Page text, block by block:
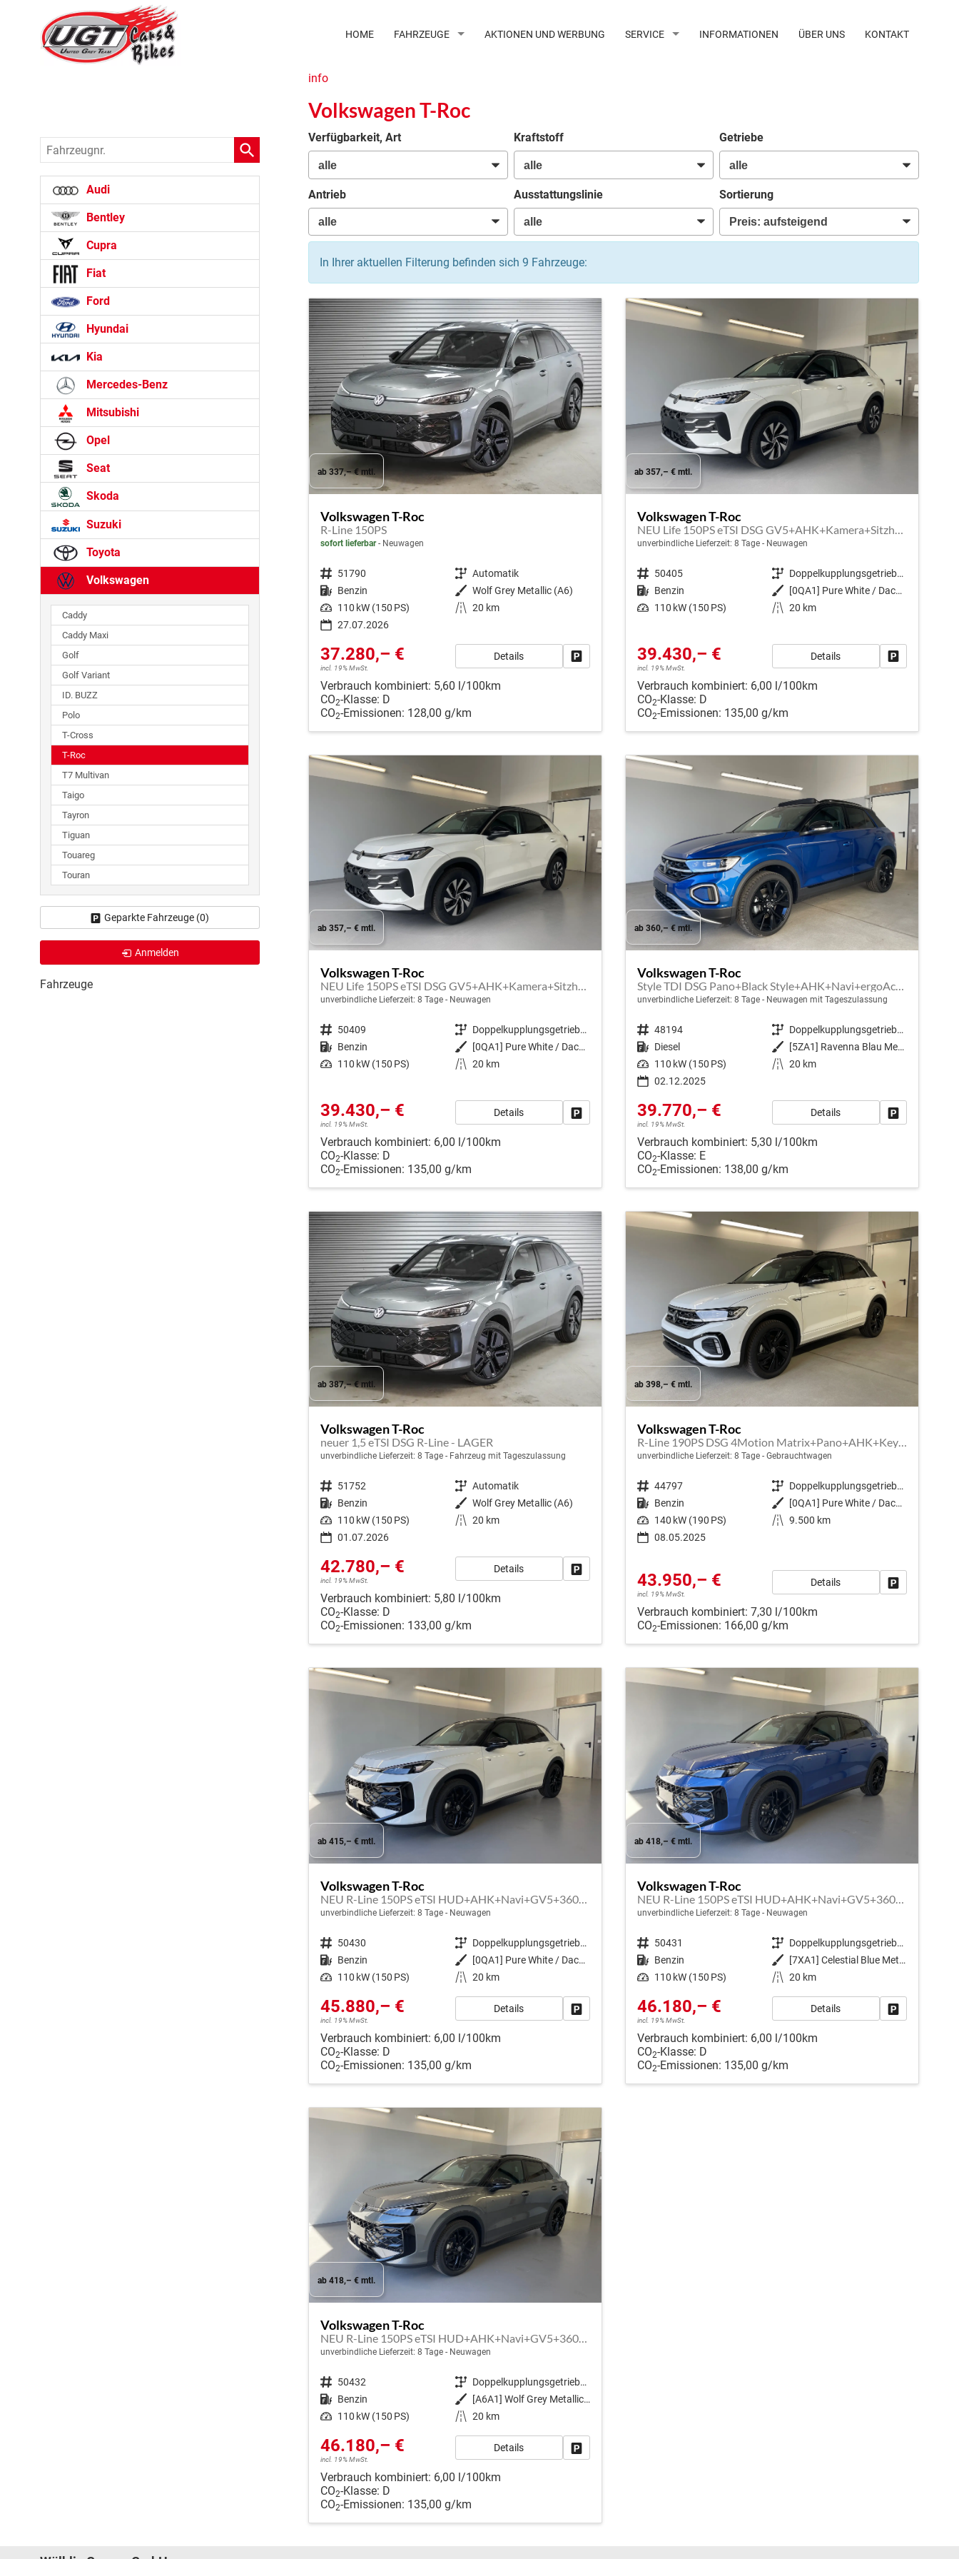
HOME FAHRZEUGE AKTIONEN UND WERBUNG SERVICE INFORMATIONEN ÜBER UNS KONTAKT
info
Volkswagen T-Roc
Verfügbarkeit, Art Kraftstoff Getriebe
Antrieb Ausstattungslinie Sortierung
In Ihrer aktuellen Filterung befinden sich 9 Fahrzeuge:
ab 337,– € mtl.
Volkswagen T-Roc
R-Line 150PS
sofort lieferbar Neuwagen
Fahrzeugnr. 51790 Getriebe Automatik
Kraftstoff Benzin Außenfarbe Wolf Grey Metallic (A6)
Leistung 110 kW (150 PS) Kilometerstand 20 km
27.07.2026
37.280,– €
incl. 19% MwSt.
Details Fahrzeug parken
Verbrauch kombiniert: 5,60 l/100km
CO2-Klasse: D
CO2-Emissionen: 128,00 g/km
ab 357,– € mtl.
Volkswagen T-Roc
unverbindliche Lieferzeit: 8 Tage Neuwagen
Fahrzeugnr. 50405 Getriebe
Doppelkupplungsgetriebe (DSG)
Kraftstoff Benzin Außenfarbe
[0QA1] Pure White / Dach Schwarz
Leistung 110 kW (150 PS) Kilometerstand 20 km
39.430,– €
incl. 19% MwSt.
Details
Verbrauch kombiniert: 6,00 l/100km
CO2-Klasse: D
CO2-Emissionen: 135,00 g/km
ab 357,– € mtl.
Volkswagen T-Roc
NEU Life 150PS eTSI DSG GV5+AHK+Kamera+Sitzheiz+Lenkradheiz+getönt.Scheiben
unverbindliche Lieferzeit: 8 Tage Neuwagen
Fahrzeugnr. 50409 Getriebe
Doppelkupplungsgetriebe (DSG)
Kraftstoff Benzin Außenfarbe
[0QA1] Pure White / Dach Schwarz
Leistung 110 kW (150 PS) Kilometerstand 20 km
39.430,– €
incl. 19% MwSt.
Details Fahrzeug parken
Verbrauch kombiniert: 6,00 l/100km
CO2-Klasse: D
CO2-Emissionen: 135,00 g/km
ab 360,– € mtl.
Volkswagen T-Roc
Style TDI DSG Pano+Black Style+AHK+Navi+ergoActive+IQ.Drive+Kamera+Keyless
unverbindliche Lieferzeit: 8 Tage Neuwagen mit Tageszulassung
Fahrzeugnr. 48194 Getriebe
Doppelkupplungsgetriebe (DSG)
Kraftstoff Diesel Außenfarbe
[5ZA1] Ravenna Blau Metallic / Dach Schwarz
Leistung 110 kW (150 PS) Kilometerstand 20 km
02.12.2025
39.770,– €
incl. 19% MwSt.
Details
Verbrauch kombiniert: 5,30 l/100km
CO2-Klasse: E
CO2-Emissionen: 138,00 g/km
ab 387,– € mtl.
Volkswagen T-Roc
neuer 1,5 eTSI DSG R-Line - LAGER
unverbindliche Lieferzeit: 8 Tage Fahrzeug mit Tageszulassung
Fahrzeugnr. 51752 Getriebe Automatik
Kraftstoff Benzin Außenfarbe Wolf Grey Metallic (A6)
Leistung 110 kW (150 PS) Kilometerstand 20 km
01.07.2026
42.780,– €
incl. 19% MwSt.
Details
Verbrauch kombiniert: 5,80 l/100km
CO2-Klasse: D
CO2-Emissionen: 133,00 g/km
ab 398,– € mtl.
Volkswagen T-Roc
R-Line 190PS DSG 4Motion Matrix+Pano+AHK+Keyless+NaviPro+eHeck+GV5+Alu18
unverbindliche Lieferzeit: 8 Tage Gebrauchtwagen
Fahrzeugnr. 44797 Getriebe
Doppelkupplungsgetriebe (DSG)
Kraftstoff Benzin Außenfarbe
[0QA1] Pure White / Dach Schwarz
Leistung 140 kW (190 PS) Kilometerstand 9.500 km
08.05.2025
43.950,– €
incl. 19% MwSt.
Details
Verbrauch kombiniert: 7,30 l/100km
CO2-Emissionen: 166,00 g/km
ab 415,– € mtl.
Volkswagen T-Roc
NEU R-Line 150PS eTSI HUD+AHK+Navi+GV5+360°+IQ.Light+Parklenk+eHeck+BlackStyle
unverbindliche Lieferzeit: 8 Tage Neuwagen
Fahrzeugnr. 50430 Getriebe
Doppelkupplungsgetriebe (DSG)
Kraftstoff Benzin Außenfarbe
[0QA1] Pure White / Dach Schwarz
Leistung 110 kW (150 PS) Kilometerstand 20 km
45.880,– €
incl. 19% MwSt.
Details Fahrzeug parken
Verbrauch kombiniert: 6,00 l/100km
CO2-Klasse: D
CO2-Emissionen: 135,00 g/km
ab 418,– € mtl.
Volkswagen T-Roc
NEU R-Line 150PS eTSI HUD+AHK+Navi+GV5+360°+IQ.Light+Parklenk+eHeck+BlackStyle
unverbindliche Lieferzeit: 8 Tage Neuwagen
Fahrzeugnr. 50431 Getriebe
Doppelkupplungsgetriebe (DSG)
Kraftstoff Benzin Außenfarbe
[7XA1] Celestial Blue Metallic / Dach Schwarz
Leistung 110 kW (150 PS) Kilometerstand 20 km
46.180,– €
incl. 19% MwSt.
Details
Verbrauch kombiniert: 6,00 l/100km
CO2-Klasse: D
CO2-Emissionen: 135,00 g/km
ab 418,– € mtl.
Volkswagen T-Roc
NEU R-Line 150PS eTSI HUD+AHK+Navi+GV5+360°+IQ.Light+Parklenk+eHeck+BlackStyle
unverbindliche Lieferzeit: 8 Tage Neuwagen
Fahrzeugnr. 50432 Getriebe
Doppelkupplungsgetriebe (DSG)
Kraftstoff Benzin Außenfarbe
[A6A1] Wolf Grey Metallic / Dach Schwarz
Leistung 110 kW (150 PS) Kilometerstand 20 km
46.180,– €
incl. 19% MwSt.
Details
Verbrauch kombiniert: 6,00 l/100km
CO2-Klasse: D
CO2-Emissionen: 135,00 g/km
Fahrzeugnr.
Audi
Bentley
Cupra
Fiat
Ford
Hyundai
Kia
Mercedes-Benz
Mitsubishi
Opel
Seat
Skoda
Suzuki
Toyota
Volkswagen
Caddy
Caddy Maxi
Golf
Golf Variant
ID. BUZZ
Polo
T-Cross
T-Roc
T7 Multivan
Taigo
Tayron
Tiguan
Touareg
Touran
Geparkte Fahrzeuge (0)
Anmelden
Fahrzeuge